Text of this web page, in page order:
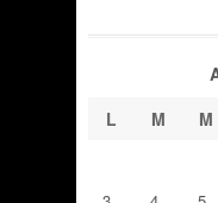
L
M M